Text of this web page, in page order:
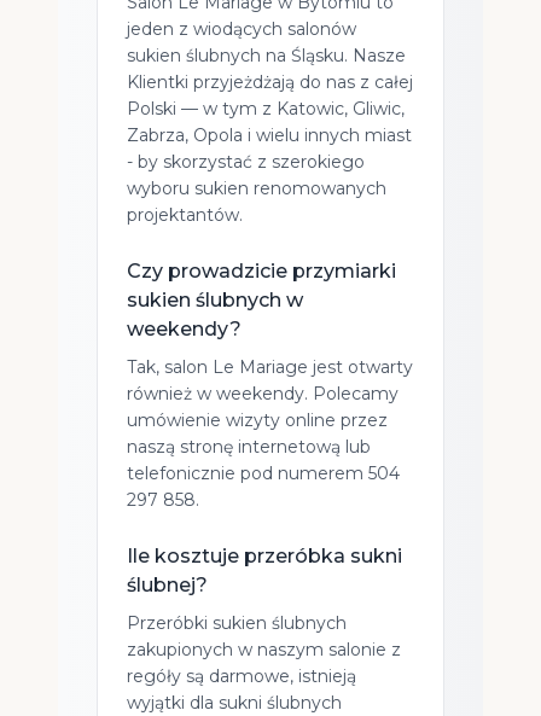
jeden z wiodących salonów
sukien ślubnych na Śląsku. Nasze
Klientki przyjeżdżają do nas z całej
Polski — w tym z Katowic, Gliwic,
Zabrza, Opola i wielu innych miast
- by skorzystać z szerokiego
wyboru sukien renomowanych
projektantów.
Czy prowadzicie przymiarki
sukien ślubnych w
weekendy?
Tak, salon Le Mariage jest otwarty
również w weekendy. Polecamy
umówienie wizyty online przez
naszą stronę internetową lub
telefonicznie pod numerem 504
297 858.
Ile kosztuje przeróbka sukni
ślubnej?
Przeróbki sukien ślubnych
zakupionych w naszym salonie z
regóły są darmowe, istnieją
wyjątki dla sukni ślubnych